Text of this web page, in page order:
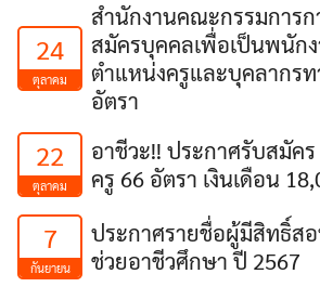
24
ตุลาคม
สำนักงานคณะกรรมการ
สมัครบุคคลเพื่อเป็นพนักง
ตำแหน่งครูและบุคลากรท
อัตรา
22
ตุลาคม
อาชีวะ!! ประกาศรับสมัค
ครู 66 อัตรา เงินเดือน
7
กันยายน
ประกาศรายชื่อผู้มีสิทธิ์ส
ช่วยอาชีวศึกษา ปี 2567